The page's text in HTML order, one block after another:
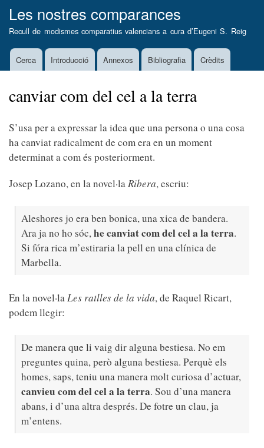
al
contingut
Les nostres comparances
Recull de modismes comparatius valencians a cura d’Eugeni S. Reig
MainCerca Introducció Annexos Bibliografia Crèdits
canviar com del cel a la terra
S’usa per a expressar la idea que una persona o una cosa
ha canviat radicalment de com era en un moment
determinat a com és posteriorment.
Josep Lozano, en la novel·laRibera, escriu:
Aleshores jo era ben bonica, una xica de bandera.
Ara ja no ho sóc,he canviat com del cel a la terra.
Si fóra rica m’estiraria la pell en una clínica de
Marbella.
En la novel·laLes ratlles de la vida, de Raquel Ricart,
podem llegir:
De manera que li vaig dir alguna bestiesa. No em
preguntes quina, però alguna bestiesa. Perquè els
homes, saps, teniu una manera molt curiosa d’actuar,
canvieu com del cel a la terra. Sou d’una manera
abans, i d’una altra després. De fotre un clau, ja
m’entens.